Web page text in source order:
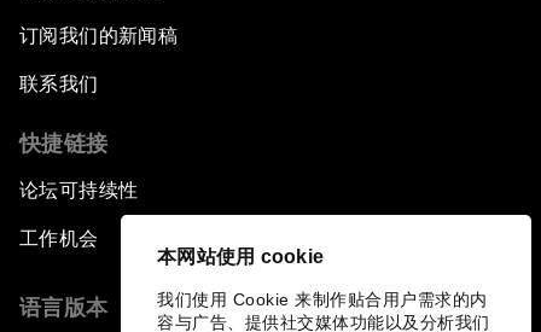
本网站使用 cookie
我们使用 Cookie 来制作贴合用户需求的内
容与广告、提供社交媒体功能以及分析我们
订阅我们的新闻稿
联系我们
快捷链接
论坛可持续性
工作机会
语言版本